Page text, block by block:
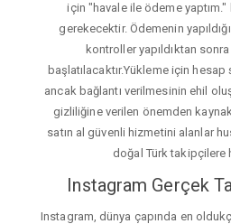
için "havale ile ödeme yaptım."
gerekecektir. Ödemenin
kontroller yapıldıktan
başlatılacaktır.Yükleme için
ancak bağlantı verilmesinin ehil
gizliliğine verilen önemden
satın al güvenli hizmetini alanlar
doğal Türk takipçilere
Instagram Gerçek
Instagram, dünya çapında en